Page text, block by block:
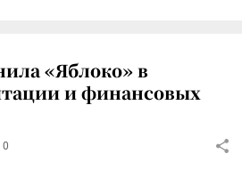
«Яблоко» в
и финансовых
0